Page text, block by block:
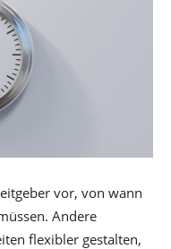
vor, von wann
Andere
flexibler gestalten,